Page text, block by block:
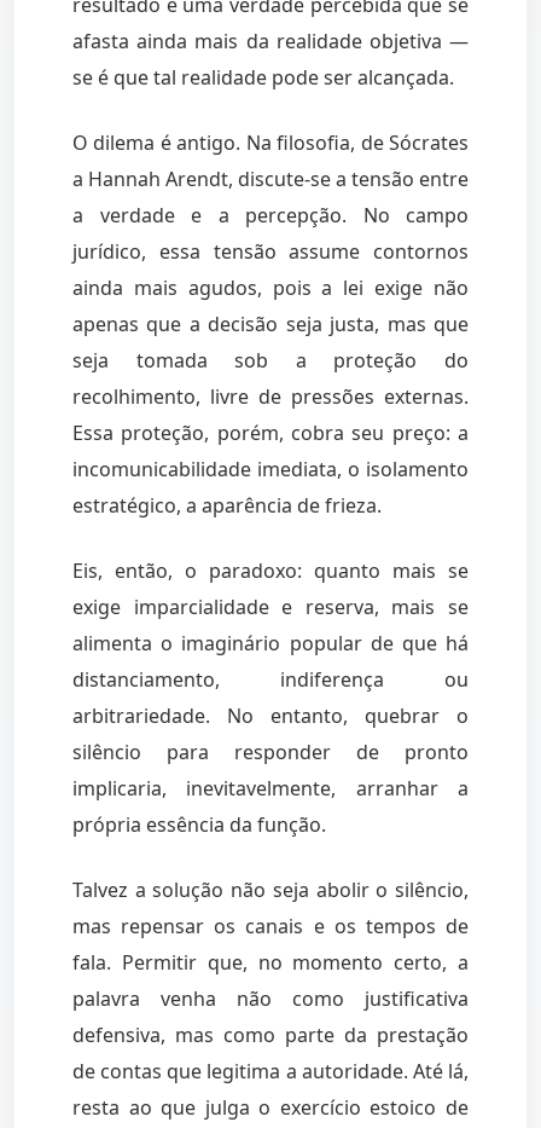
afasta ainda mais da realidade objetiva —
se é que tal realidade pode ser alcançada.
O dilema é antigo. Na filosofia, de Sócrates
a Hannah Arendt, discute-se a tensão entre
a verdade e a percepção. No campo
jurídico, essa tensão assume contornos
ainda mais agudos, pois a lei exige não
apenas que a decisão seja justa, mas que
seja tomada sob a proteção do
recolhimento, livre de pressões externas.
Essa proteção, porém, cobra seu preço: a
incomunicabilidade imediata, o isolamento
estratégico, a aparência de frieza.
Eis, então, o paradoxo: quanto mais se
exige imparcialidade e reserva, mais se
alimenta o imaginário popular de que há
distanciamento, indiferença ou
arbitrariedade. No entanto, quebrar o
silêncio para responder de pronto
implicaria, inevitavelmente, arranhar a
própria essência da função.
Talvez a solução não seja abolir o silêncio,
mas repensar os canais e os tempos de
fala. Permitir que, no momento certo, a
palavra venha não como justificativa
defensiva, mas como parte da prestação
de contas que legitima a autoridade. Até lá,
resta ao que julga o exercício estoico de